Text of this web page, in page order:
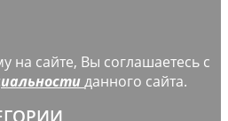
на сайте, Вы соглашаетесь с
данного сайта.